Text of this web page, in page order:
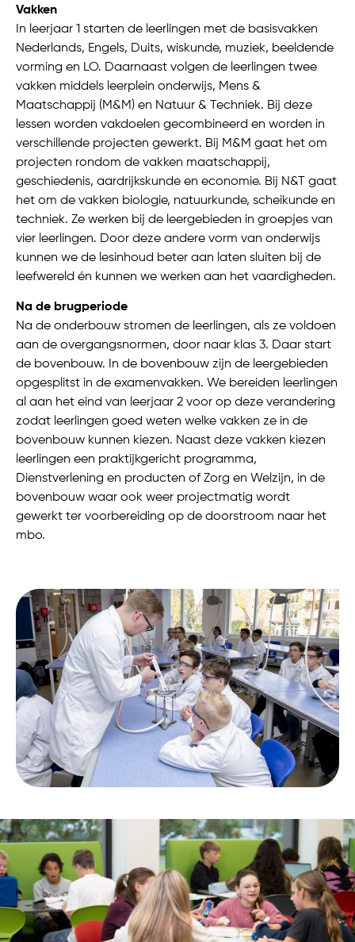
Vakken
In leerjaar 1 starten de leerlingen met de basisvakken
Nederlands, Engels, Duits, wiskunde, muziek, beeldende
vorming en LO. Daarnaast volgen de leerlingen twee
vakken middels leerplein onderwijs, Mens &
Maatschappij (M&M) en Natuur & Techniek. Bij deze
lessen worden vakdoelen gecombineerd en worden in
verschillende projecten gewerkt. Bij M&M gaat het om
projecten rondom de vakken maatschappij,
geschiedenis, aardrijkskunde en economie. Bij N&T gaat
het om de vakken biologie, natuurkunde, scheikunde en
techniek. Ze werken bij de leergebieden in groepjes van
vier leerlingen. Door deze andere vorm van onderwijs
kunnen we de lesinhoud beter aan laten sluiten bij de
leefwereld én kunnen we werken aan het vaardigheden.
Na de brugperiode
Na de onderbouw stromen de leerlingen, als ze voldoen
aan de overgangsnormen, door naar klas 3. Daar start
de bovenbouw. In de bovenbouw zijn de leergebieden
opgesplitst in de examenvakken. We bereiden leerlingen
al aan het eind van leerjaar 2 voor op deze verandering
zodat leerlingen goed weten welke vakken ze in de
bovenbouw kunnen kiezen. Naast deze vakken kiezen
leerlingen een praktijkgericht programma,
Dienstverlening en producten of Zorg en Welzijn, in de
bovenbouw waar ook weer projectmatig wordt
gewerkt ter voorbereiding op de doorstroom naar het
mbo.